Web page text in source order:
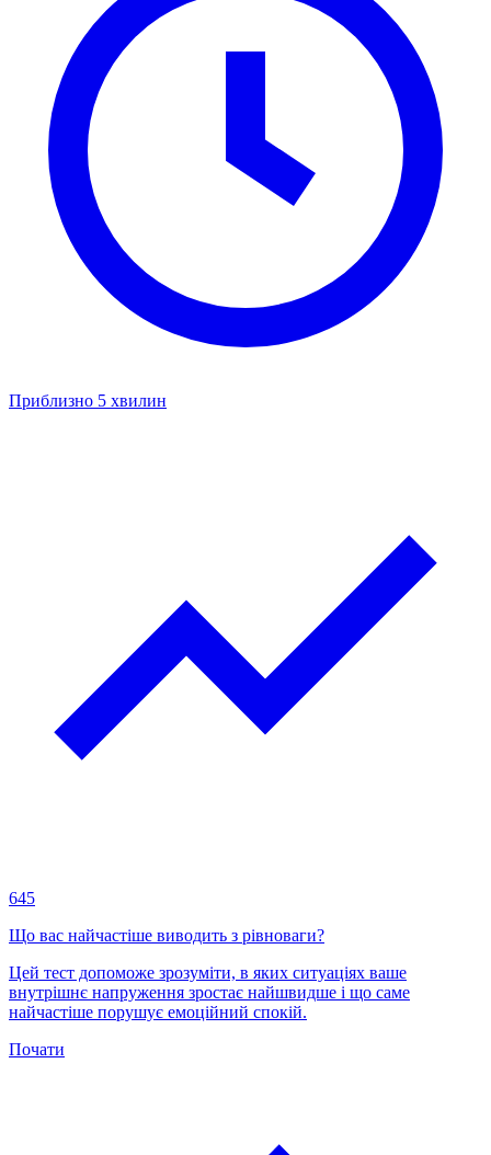
Приблизно 5 хвилин
645
Що вас найчастіше виводить з рівноваги?
Цей тест допоможе зрозуміти, в яких ситуаціях ваше
внутрішнє напруження зростає найшвидше і що саме
найчастіше порушує емоційний спокій.
Почати